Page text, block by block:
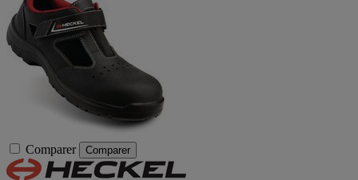
Comparer Comparer